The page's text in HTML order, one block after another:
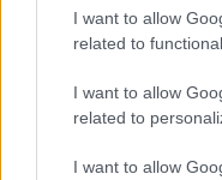
I want to allow
related to
I want to allow
related to
I want to allow